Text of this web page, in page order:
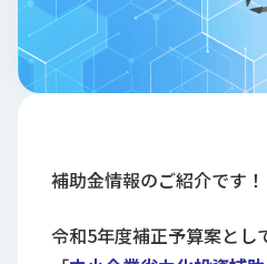
用
情
問
わ
ル
マ
登
補助金情報のご紹介です！
令和5年度補正予算案とし